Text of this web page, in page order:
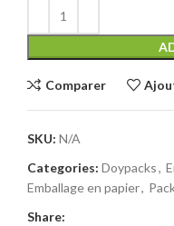
Comparer
SKU: N/A
Categories: Doypacks,
Emballage en papier,
Share: